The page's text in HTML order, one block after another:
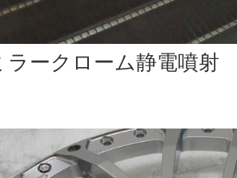
ラークローム静電噴射